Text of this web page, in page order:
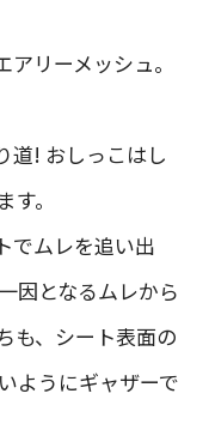
リーメッシュ。
道! おしっこはし
。
でムレを追い出
因となるムレから
も、シート表面の
ようにギャザーで